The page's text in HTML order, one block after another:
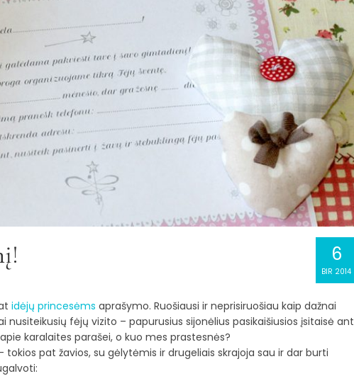
6
BIR 2014
idėjų princesėms aprašymo. Ruošiausi ir neprisiruošiau kaip dažnai
fėjų vizito – papurusius sijonėlius pasikaišiusios įsitaisė ant
karalaites parašei, o kuo mes prastesnės?
pat žavios, su gėlytėmis ir drugeliais skrajoja sau ir dar burti